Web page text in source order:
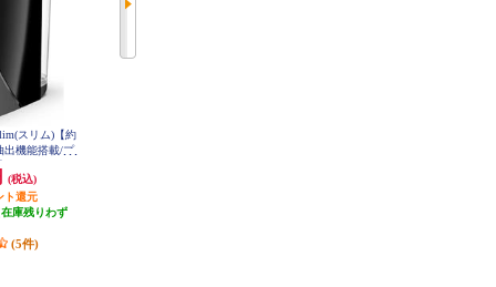
スリム)【約
出機能搭載/プ
(税込)
ト還元
庫残りわず
(5件)